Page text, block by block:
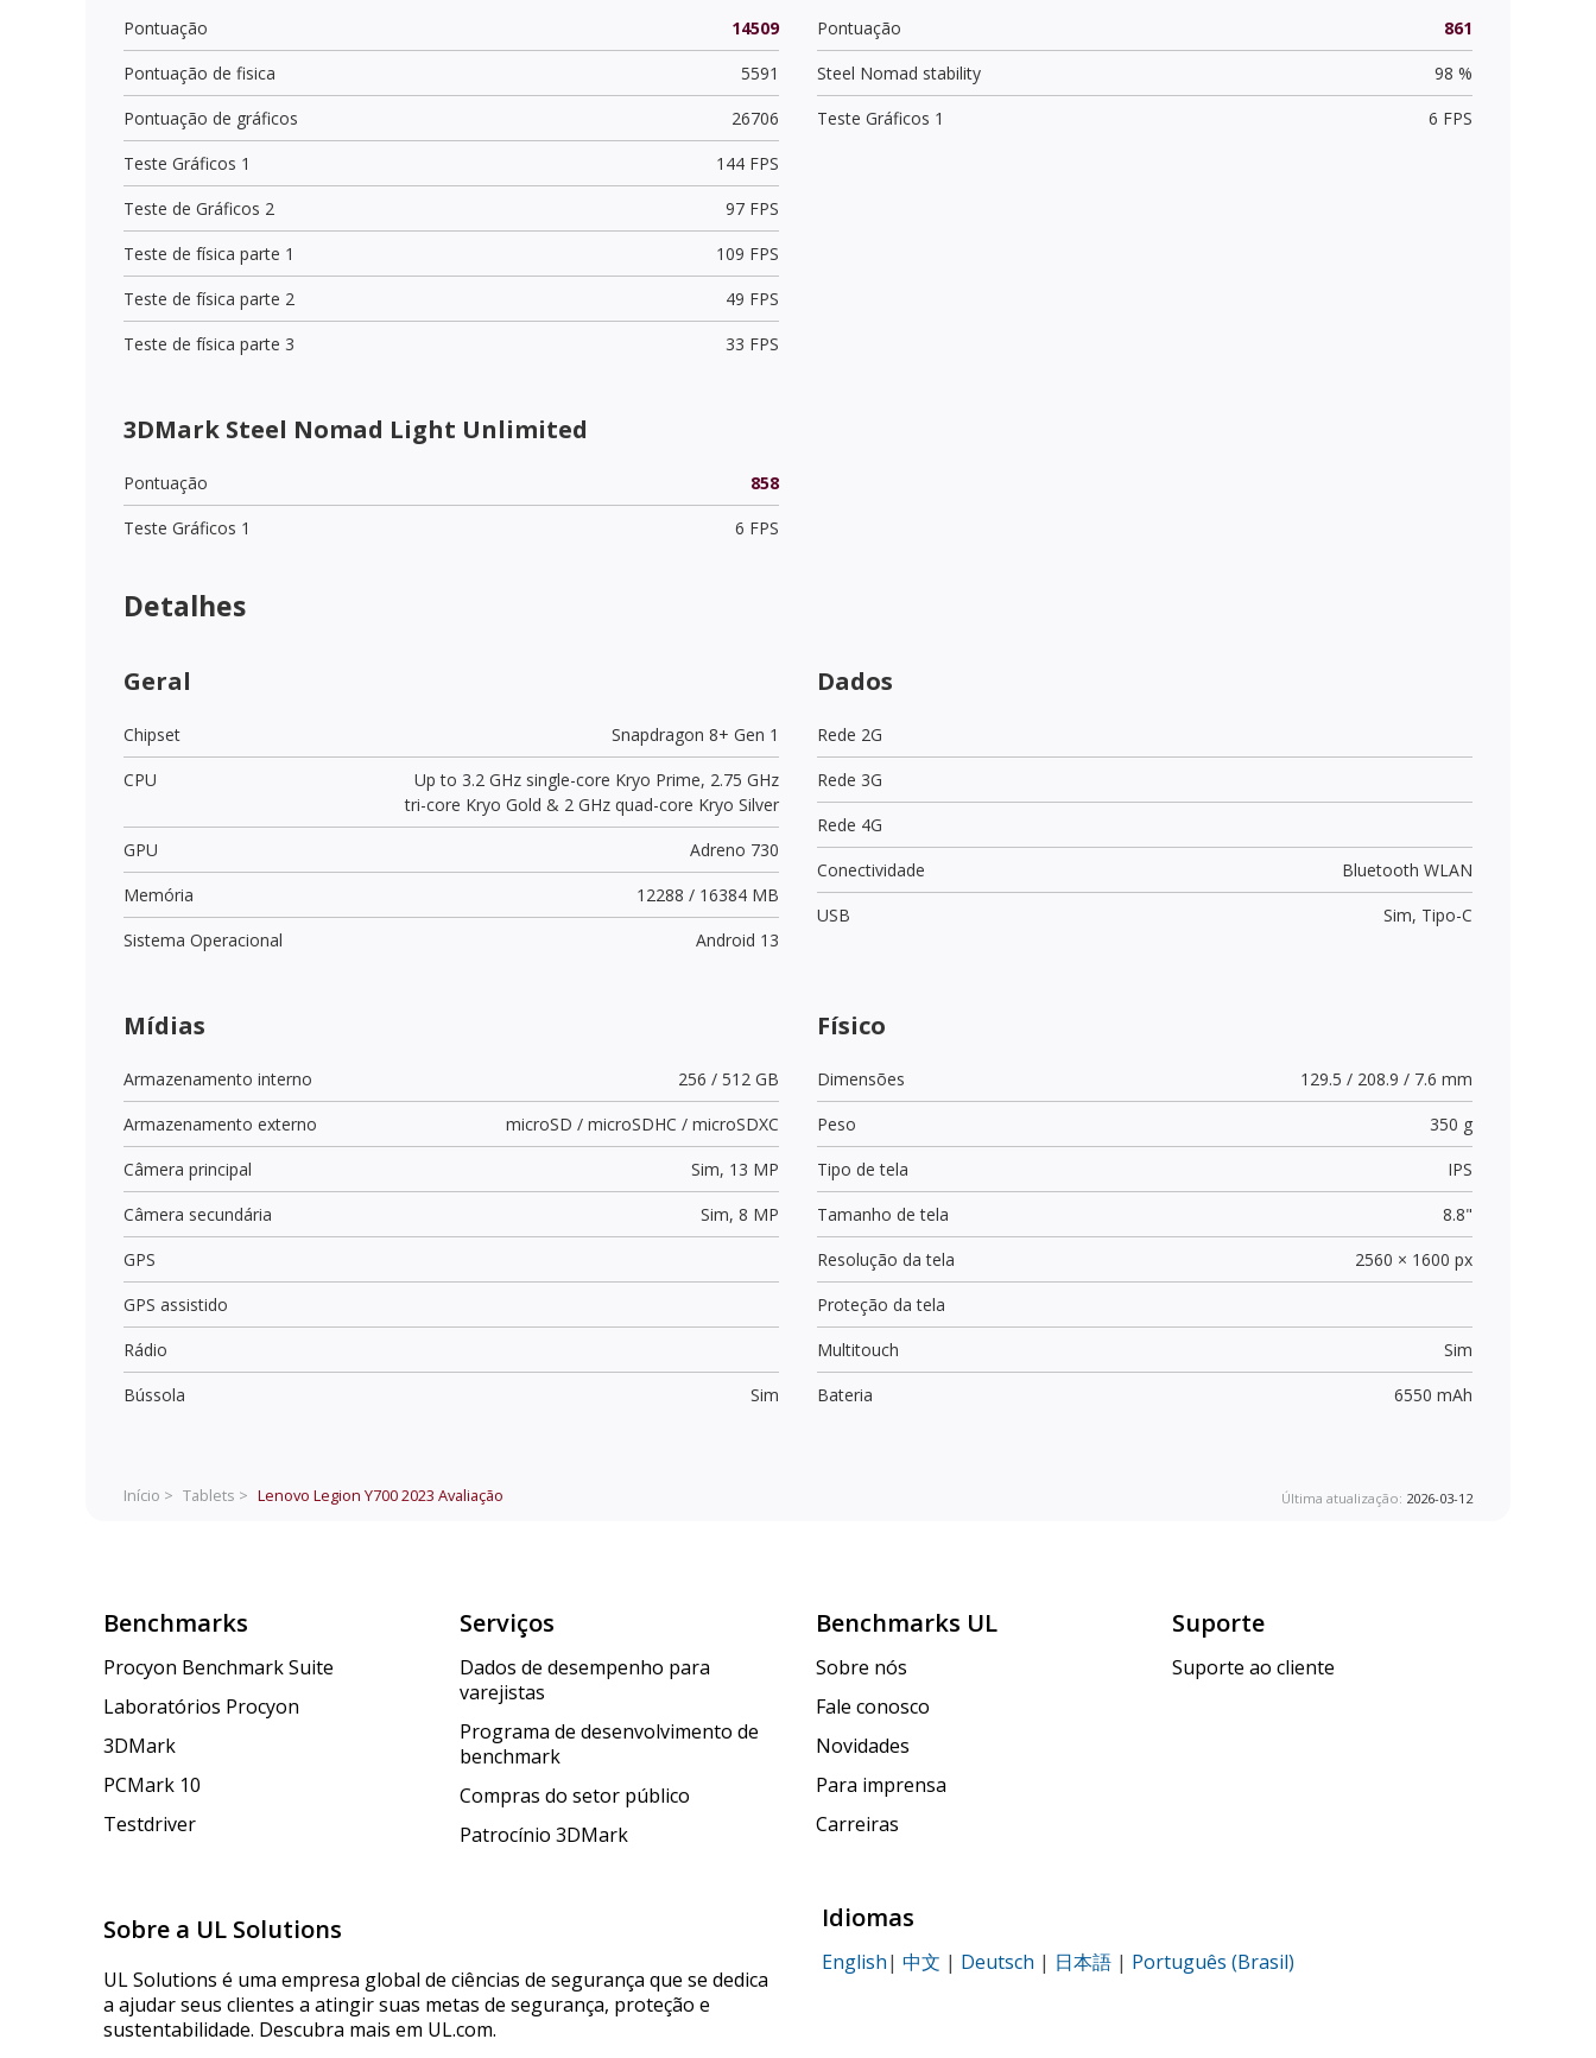
Pontuação
14509
Pontuação de fisica
5591
Pontuação de gráficos
26706
Teste Gráficos 1
144 FPS
Teste de Gráficos 2
97 FPS
Teste de física parte 1
109 FPS
Teste de física parte 2
49 FPS
Teste de física parte 3
33 FPS
Pontuação
861
Steel Nomad stability
98 %
Teste Gráficos 1
6 FPS
3DMark Steel Nomad Light Unlimited
Pontuação
858
Teste Gráficos 1
6 FPS
Detalhes
Geral
Chipset
Snapdragon 8+ Gen 1
CPU
Up to 3.2 GHz single-core Kryo Prime, 2.75 GHz
tri-core Kryo Gold & 2 GHz quad-core Kryo Silver
GPU
Adreno 730
Memória
12288 / 16384 MB
Sistema Operacional
Android 13
Dados
Rede 2G
Rede 3G
Rede 4G
Conectividade
Bluetooth WLAN
USB
Sim, Tipo-C
Mídias
Armazenamento interno
256 / 512 GB
Armazenamento externo
microSD / microSDHC / microSDXC
Câmera principal
Sim, 13 MP
Câmera secundária
Sim, 8 MP
GPS
GPS assistido
Rádio
Bússola
Sim
Físico
Dimensões
129.5 / 208.9 / 7.6 mm
Peso
350 g
Tipo de tela
IPS
Tamanho de tela
8.8"
Resolução da tela
2560 × 1600 px
Proteção da tela
Multitouch
Sim
Bateria
6550 mAh
Início > Tablets > Lenovo Legion Y700 2023 Avaliação Última atualização: 2026-03-12
Benchmarks
Procyon Benchmark Suite
Laboratórios Procyon
3DMark
PCMark 10
Testdriver
Serviços
Dados de desempenho para
varejistas
Programa de desenvolvimento de
benchmark
Compras do setor público
Patrocínio 3DMark
Benchmarks UL
Sobre nós
Fale conosco
Novidades
Para imprensa
Carreiras
Suporte
Suporte ao cliente
Sobre a UL Solutions
UL Solutions é uma empresa global de ciências de segurança que se dedica
a ajudar seus clientes a atingir suas metas de segurança, proteção e
sustentabilidade. Descubra mais em UL.com.
Idiomas
English| 中文 | Deutsch | 日本語 | Português (Brasil)